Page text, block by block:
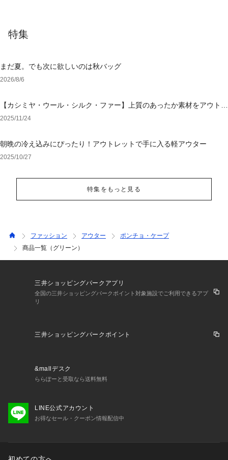
特集
まだ夏。でも次に欲しいのは秋バッグ
2026/8/6
【カシミヤ・ウール・シルク・ファー】上質のあったか素材をアウトレ
ットでGET
2025/11/24
朝晩の冷え込みにぴったり！アウトレットで手に入る軽アウター
2025/10/27
特集をもっと見る
ファッション アウター
ポンチョ・ケープ
商品一覧（グリーン）
三井ショッピングパークアプリ
全国の三井ショッピングパークポイント対象施設でご利用できるアプ
リ
三井ショッピングパークポイント
&mallデスク
ららぽーと受取なら送料無料
LINE公式アカウント
お得なセール・クーポン情報配信中